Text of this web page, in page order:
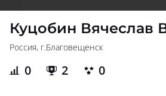
О НАС
Куцобин Вячеслав
Россия, г.Благовещенск
0 2 0